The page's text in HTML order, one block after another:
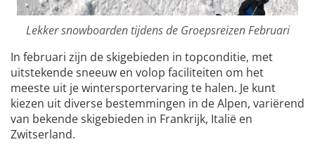
Lekker snowboarden tijdens de Groepsreizen Februari
In februari zijn de skigebieden in topconditie, met
uitstekende sneeuw en volop faciliteiten om het
meeste uit je wintersportervaring te halen. Je kunt
kiezen uit diverse bestemmingen in de Alpen, variërend
van bekende skigebieden in Frankrijk, Italië en
Zwitserland.